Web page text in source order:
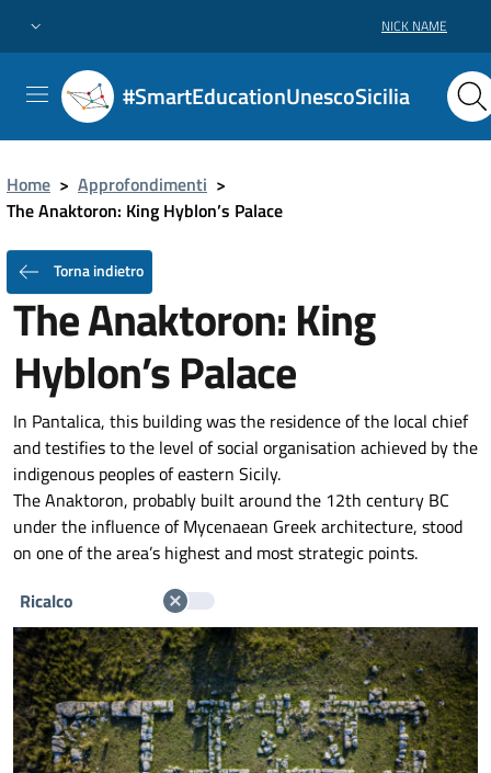
NICK NAME
#SmartEducationUnescoSicilia
Home > Approfondimenti >
The Anaktoron: King Hyblon’s Palace
Torna indietro
The Anaktoron: King
Hyblon’s Palace
In Pantalica, this building was the residence of the local chief
and testifies to the level of social organisation achieved by the
indigenous peoples of eastern Sicily.
The Anaktoron, probably built around the 12th century BC
under the influence of Mycenaean Greek architecture, stood
on one of the area’s highest and most strategic points.
Ricalco